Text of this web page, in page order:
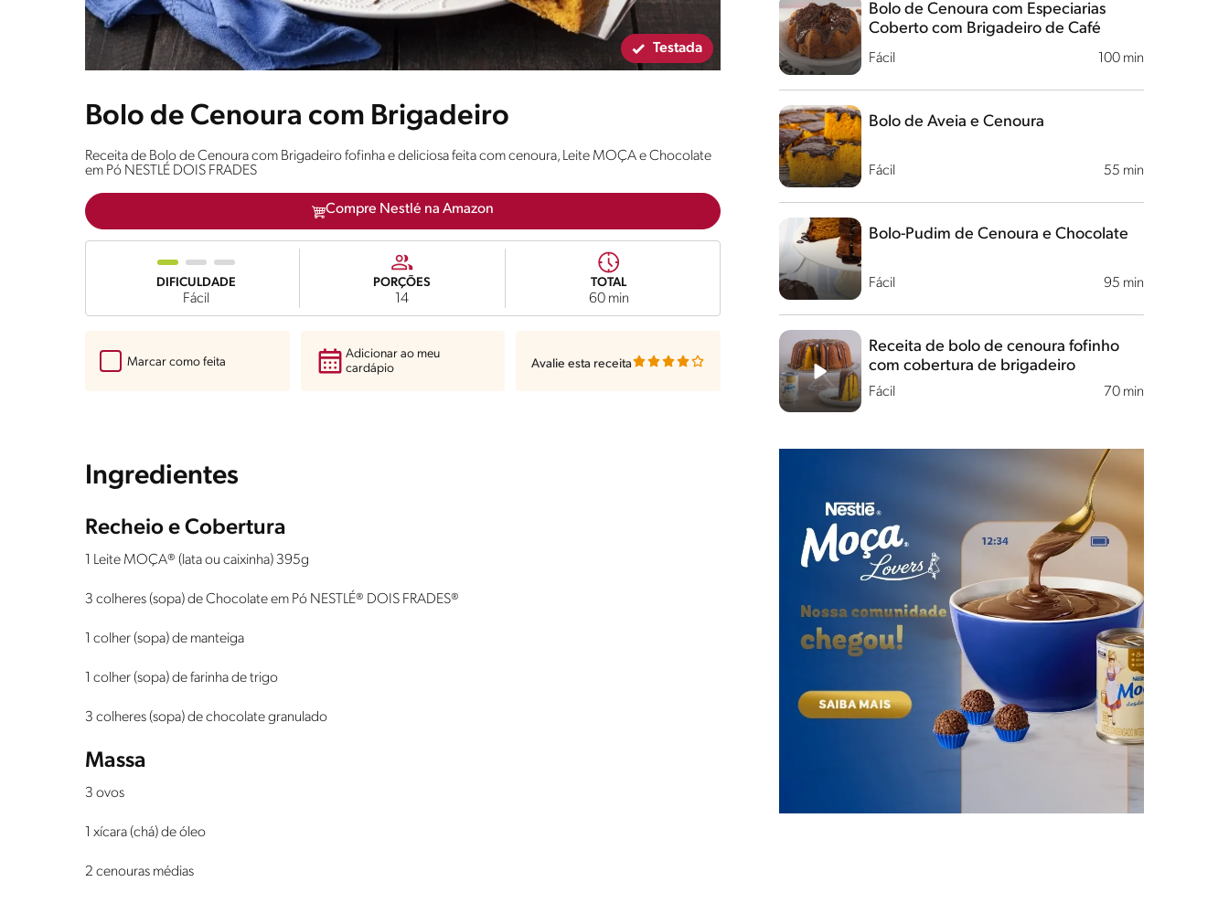
Testada
Bolo de Cenoura com Brigadeiro
Receita de Bolo de Cenoura com Brigadeiro fofinha e deliciosa feita com cenoura, Leite MOÇA e Chocolate
em Pó NESTLÉ DOIS FRADES
Compre Nestlé na Amazon
DIFICULDADE
Fácil
PORÇÕES
14
TOTAL
60 min
Marcar como feita
Adicionar ao meu
cardápio
Avalie esta receita
Ingredientes
Recheio e Cobertura
1 Leite MOÇA® (lata ou caixinha) 395g
3 colheres (sopa) de Chocolate em Pó NESTLÉ® DOIS FRADES®
1 colher (sopa) de manteiga
1 colher (sopa) de farinha de trigo
3 colheres (sopa) de chocolate granulado
Massa
3 ovos
1 xícara (chá) de óleo
2 cenouras médias
Fácil 100 min
Bolo de Cenoura com Especiarias
Coberto com Brigadeiro de Café
Fácil 55 min
Bolo de Aveia e Cenoura
Fácil 95 min
Bolo-Pudim de Cenoura e Chocolate
Fácil 70 min
Receita de bolo de cenoura fofinho
com cobertura de brigadeiro